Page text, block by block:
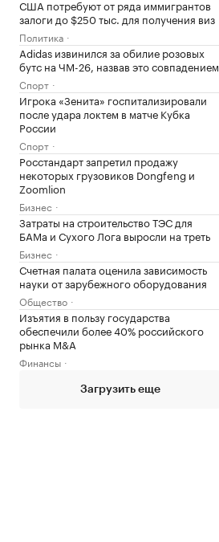
США потребуют от ряда иммигрантов
залоги до $250 тыс. для получения виз
Политика
Adidas извинился за обилие розовых
бутс на ЧМ-26, назвав это совпадением
Спорт
Игрока «Зенита» госпитализировали
после удара локтем в матче Кубка
России
Спорт
Росстандарт запретил продажу
некоторых грузовиков Dongfeng и
Zoomlion
Бизнес
Затраты на строительство ТЭС для
БАМа и Сухого Лога выросли на треть
Бизнес
Счетная палата оценила зависимость
науки от зарубежного оборудования
Общество
Изъятия в пользу государства
обеспечили более 40% российского
рынка M&A
Финансы
Загрузить еще